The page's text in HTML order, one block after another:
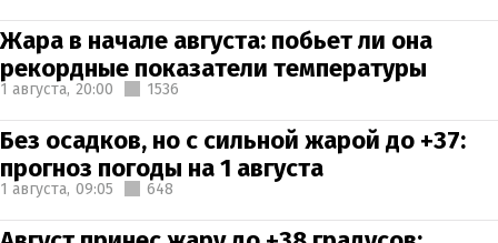
Жара в начале августа: побьет ли она
рекордные показатели температуры
1 августа, 20:00 1536
Без осадков, но с сильной жарой до +37:
прогноз погоды на 1 августа
1 августа, 09:05 648